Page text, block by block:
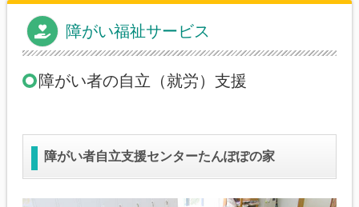
障がい福祉サービス
障がい者の自立（就労）支援
障がい者自立支援センターたんぽぽの家